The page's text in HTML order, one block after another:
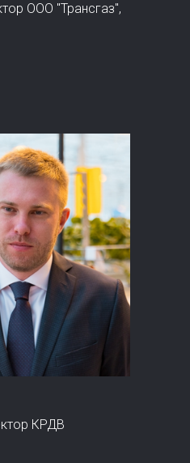
ООО "Трансгаз",
КРДВ